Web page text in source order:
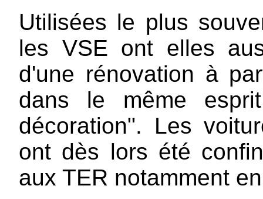
Utilisées le plus
les VSE ont elles
d'une rénovation à
dans le même
décoration". Les
ont dès lors été
aux TER notamment